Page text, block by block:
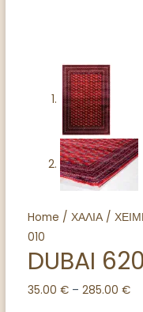
Home / ΧΑΛΙΑ/
010
DUBAI
35.00 €– 285.00 €